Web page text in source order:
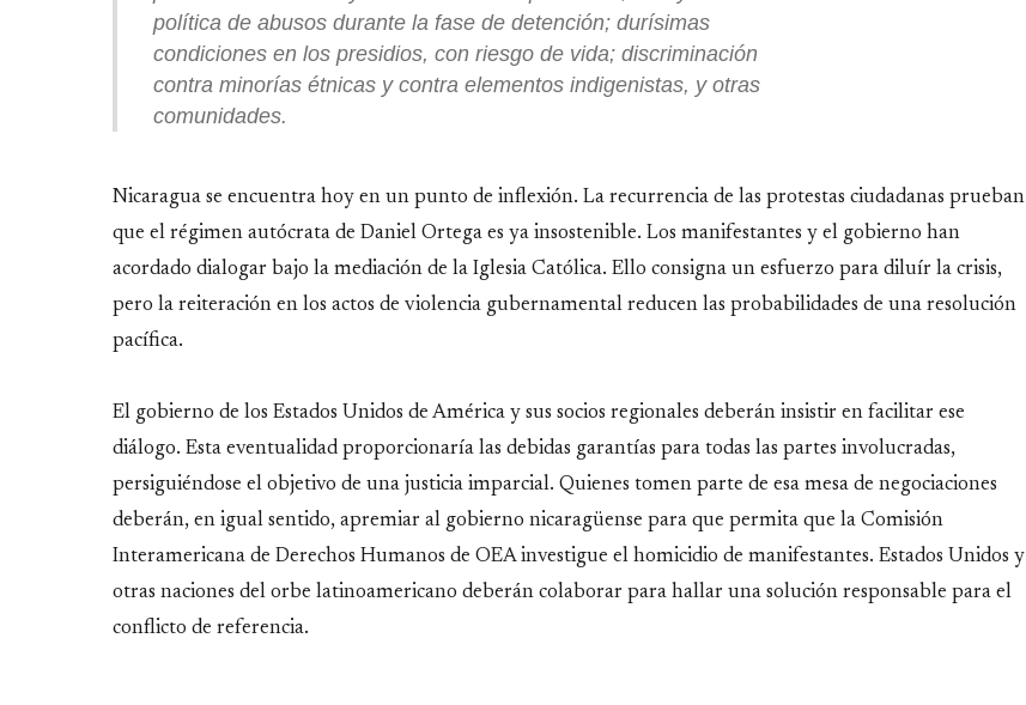
política de abusos durante la fase de detención; durísimas
condiciones en los presidios, con riesgo de vida; discriminación
contra minorías étnicas y contra elementos indigenistas, y otras
comunidades.
Nicaragua se encuentra hoy en un punto de inflexión. La recurrencia de las protestas ciudadanas prueban
que el régimen autócrata de Daniel Ortega es ya insostenible. Los manifestantes y el gobierno han
acordado dialogar bajo la mediación de la Iglesia Católica. Ello consigna un esfuerzo para diluír la crisis,
pero la reiteración en los actos de violencia gubernamental reducen las probabilidades de una resolución
pacífica.
El gobierno de los Estados Unidos de América y sus socios regionales deberán insistir en facilitar ese
diálogo. Esta eventualidad proporcionaría las debidas garantías para todas las partes involucradas,
persiguiéndose el objetivo de una justicia imparcial. Quienes tomen parte de esa mesa de negociaciones
deberán, en igual sentido, apremiar al gobierno nicaragüense para que permita que la Comisión
Interamericana de Derechos Humanos de OEA investigue el homicidio de manifestantes. Estados Unidos y
otras naciones del orbe latinoamericano deberán colaborar para hallar una solución responsable para el
conflicto de referencia.